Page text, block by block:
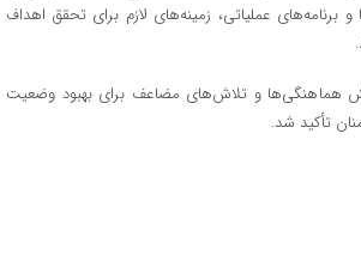
برنامه‌های عملیاتی، زمینه‌های لازم برای تحقق اهداف
هماهنگی‌ها و تلاش‌های مضاعف برای بهبود وضعیت
تأکید شد.